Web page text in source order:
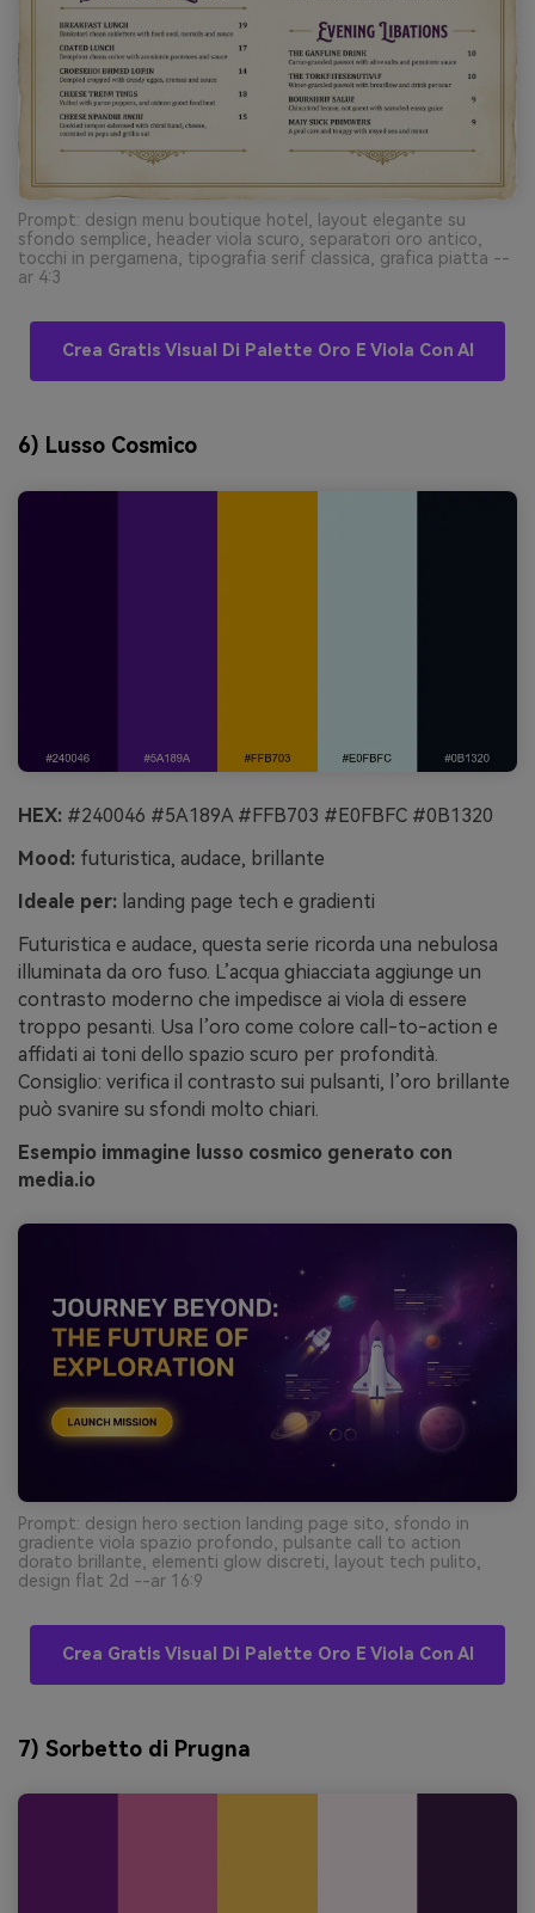
Prompt: design menu boutique hotel, layout elegante su
sfondo semplice, header viola scuro, separatori oro antico,
tocchi in pergamena, tipografia serif classica, grafica piatta --
ar 4:3
Crea Gratis Visual Di Palette Oro E Viola Con AI
6) Lusso Cosmico
HEX: #240046 #5A189A #FFB703 #E0FBFC #0B1320
Mood: futuristica, audace, brillante
Ideale per: landing page tech e gradienti
Futuristica e audace, questa serie ricorda una nebulosa
illuminata da oro fuso. L’acqua ghiacciata aggiunge un
contrasto moderno che impedisce ai viola di essere
troppo pesanti. Usa l’oro come colore call-to-action e
affidati ai toni dello spazio scuro per profondità.
Consiglio: verifica il contrasto sui pulsanti, l’oro brillante
può svanire su sfondi molto chiari.
Esempio immagine lusso cosmico generato con
media.io
Prompt: design hero section landing page sito, sfondo in
gradiente viola spazio profondo, pulsante call to action
dorato brillante, elementi glow discreti, layout tech pulito,
design flat 2d --ar 16:9
Crea Gratis Visual Di Palette Oro E Viola Con AI
7) Sorbetto di Prugna